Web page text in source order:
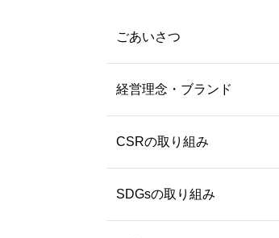
ごあいさつ
経営理念・ブランド
CSRの取り組み
SDGsの取り組み